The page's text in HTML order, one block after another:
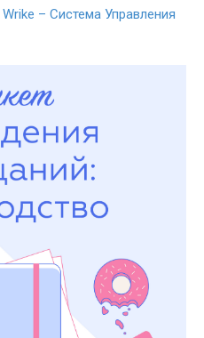
Wrike – Система Управления